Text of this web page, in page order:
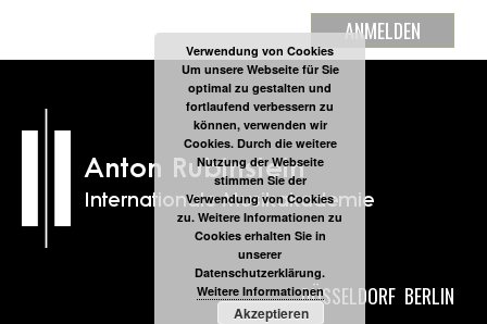
ANMELDEN
DÜSSELDORF BERLIN
Verwendung von Cookies
Um unsere Webseite für Sie
optimal zu gestalten und
fortlaufend verbessern zu
können, verwenden wir
Cookies. Durch die weitere
Nutzung der Webseite
stimmen Sie der
Verwendung von Cookies
zu. Weitere Informationen zu
Cookies erhalten Sie in
unserer
Datenschutzerklärung.
Weitere Informationen
Akzeptieren